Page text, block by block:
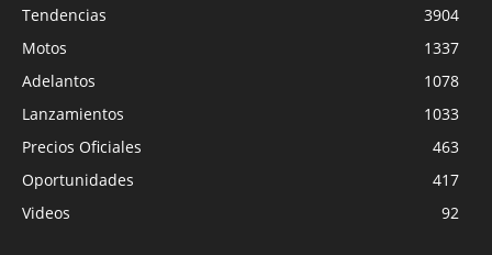
Tendencias
3904
Motos
1337
Adelantos
1078
Lanzamientos
1033
Precios Oficiales
463
Oportunidades
417
Videos
92